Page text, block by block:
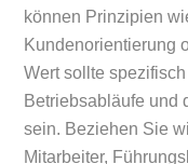
können Prinzipien
Kundenorientierung
Wert sollte
Betriebsabläufe und
sein. Beziehen Sie
Mitarbeiter,